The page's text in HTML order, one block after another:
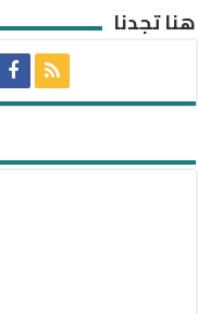
هنا تجدنا